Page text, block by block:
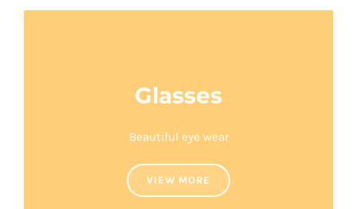
Glasses
Beautiful eye wear
VIEW MORE